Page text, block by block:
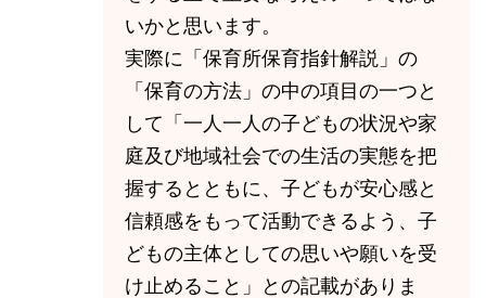
いかと思います。
実際に「保育所保育指針解説」の
「保育の方法」の中の項目の一つと
して「一人一人の子どもの状況や家
庭及び地域社会での生活の実態を把
握するとともに、子どもが安心感と
信頼感をもって活動できるよう、子
どもの主体としての思いや願いを受
け止めること」との記載がありま